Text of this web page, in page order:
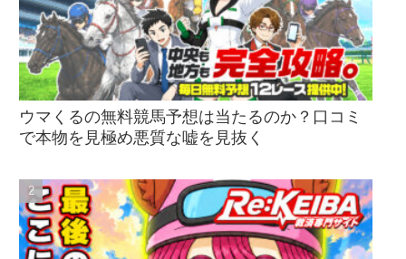
ウマくるの無料競馬予想は当たるのか？口コミ
で本物を見極め悪質な嘘を見抜く